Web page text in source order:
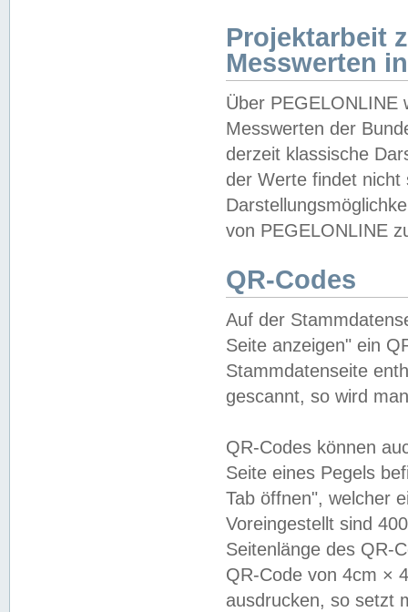
Projektarbeit
Messwerten
Über PEGELONLINE
Messwerten der
derzeit klassische
der Werte findet
von PEGELONLINE
QR-Codes
Auf der
Seite anzeigen" ein
Stammdatenseite
gescannt, so wird
QR-Codes können
Seite eines Pegels
Tab öffnen", welcher
Voreingestellt sind
Seitenlänge des QR-
QR-Code von 4cm ×
ausdrucken, so setzt